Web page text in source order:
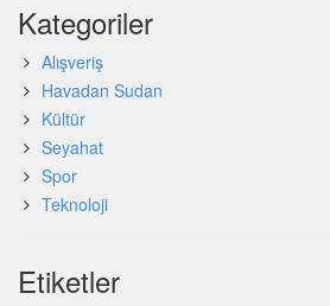
Kategoriler
Alışveriş
Havadan Sudan
Kültür
Seyahat
Spor
Teknoloji
Etiketler